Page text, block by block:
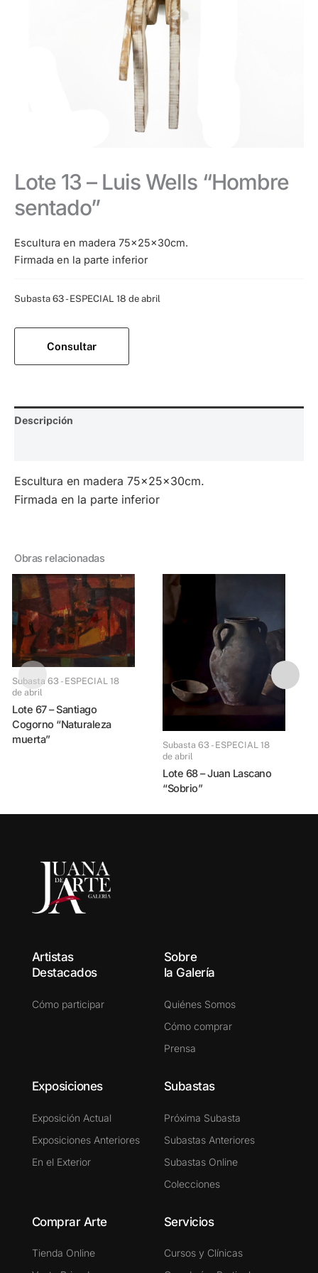
Lote 13 – Luis Wells “Hombre
sentado”
Escultura en madera 75x25x30cm.
Firmada en la parte inferior
Subasta 63 - ESPECIAL 18 de abril
Consultar
Descripción
Escultura en madera 75x25x30cm.
Firmada en la parte inferior
Obras relacionadas
Subasta 63 - ESPECIAL 18
de abril
Lote 67 – Santiago
Cogorno “Naturaleza
muerta”
Subasta 63 - ESPECIAL 18
de abril
Lote 68 – Juan Lascano
“Sobrio”
Artistas
Destacados
Cómo participar
Sobre
la Galería
Quiénes Somos
Cómo comprar
Prensa
Exposiciones
Exposición Actual
Exposiciones Anteriores
En el Exterior
Subastas
Próxima Subasta
Subastas Anteriores
Subastas Online
Colecciones
Comprar Arte
Tienda Online
Servicios
Cursos y Clínicas